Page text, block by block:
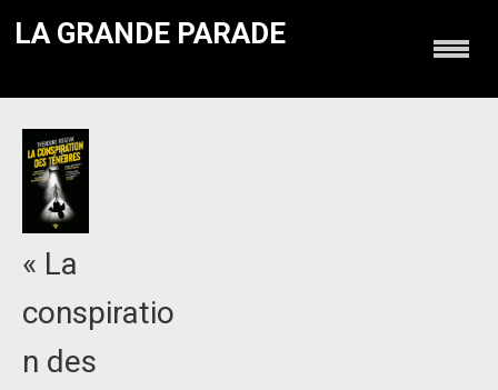
LA GRANDE PARADE
« La
conspiratio
n des